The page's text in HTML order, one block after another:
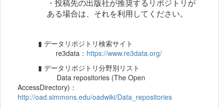
・投稿先の出版社が推奨するリポジトリが
ある場合は、それを利用してください。
▮ データリポジトリ検索サイト
re3data： https://www.re3data.org/
▮ データリポジトリ分野別リスト
Data repositories (The Open
AccessDirectory)：
http://oad.simmons.edu/oadwiki/Data_repositories